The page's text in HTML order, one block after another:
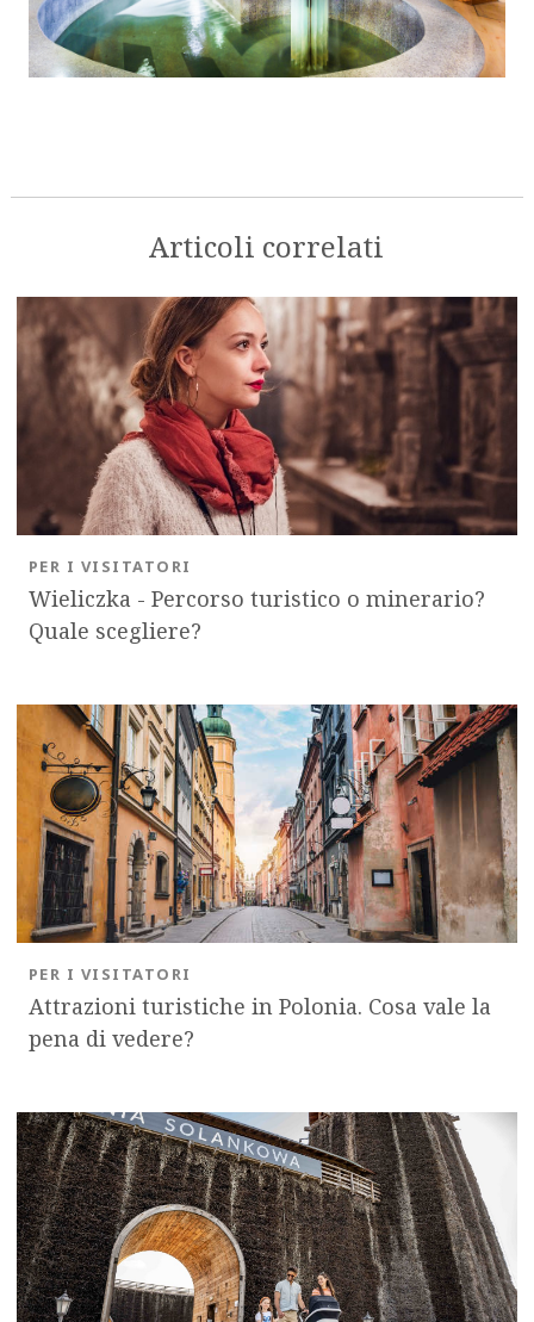
Articoli correlati
Wieliczka - Percorso turistico o minerario?
Quale scegliere?
PER I VISITATORI
Attrazioni turistiche in Polonia. Cosa vale la
pena di vedere?
PER I VISITATORI